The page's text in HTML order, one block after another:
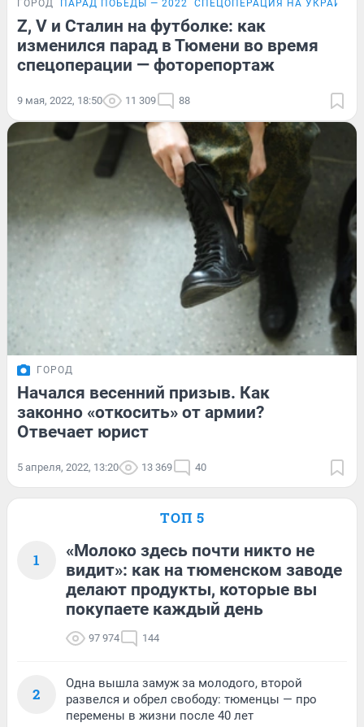
ГОРОД ПАРАД ПОБЕДЫ — 2022 СПЕЦОПЕРАЦИЯ НА УКРАИНЕ
Z, V и Сталин на футболке: как
изменился парад в Тюмени во время
спецоперации — фоторепортаж
9 мая, 2022, 18:50 11 309 88
ГОРОД
Начался весенний призыв. Как
законно «откосить» от армии?
Отвечает юрист
5 апреля, 2022, 13:20 13 369 40
ТОП 5
1
«Молоко здесь почти никто не
видит»: как на тюменском заводе
делают продукты, которые вы
покупаете каждый день
97 974 144
2
Одна вышла замуж за молодого, второй
развелся и обрел свободу: тюменцы — про
перемены в жизни после 40 лет